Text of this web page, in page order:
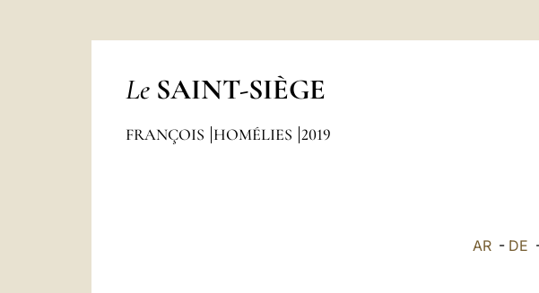
Le SAINT-SIÈGE
FRANÇOIS HOMÉLIES 2019
AR - DE